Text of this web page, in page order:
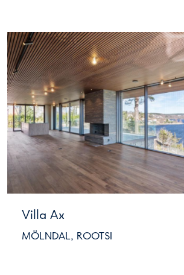
Villa Ax
MÖLNDAL, ROOTSI